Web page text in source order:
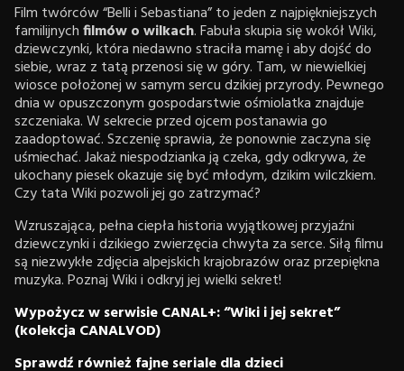
Film twórców “Belli i Sebastiana” to jeden z najpiękniejszych
familijnychfilmów o wilkach. Fabuła skupia się wokół Wiki,
dziewczynki, która niedawno straciła mamę i aby dojść do
siebie, wraz z tatą przenosi się w góry. Tam, w niewielkiej
wiosce położonej w samym sercu dzikiej przyrody. Pewnego
dnia w opuszczonym gospodarstwie ośmiolatka znajduje
szczeniaka. W sekrecie przed ojcem postanawia go
zaadoptować. Szczenię sprawia, że ponownie zaczyna się
uśmiechać. Jakaż niespodzianka ją czeka, gdy odkrywa, że
ukochany piesek okazuje się być młodym, dzikim wilczkiem.
Czy tata Wiki pozwoli jej go zatrzymać?
Wzruszająca, pełna ciepła historia wyjątkowej przyjaźni
dziewczynki i dzikiego zwierzęcia chwyta za serce. Siłą filmu
są niezwykłe zdjęcia alpejskich krajobrazów oraz przepiękna
muzyka. Poznaj Wiki i odkryj jej wielki sekret!
Wypożycz w serwisie CANAL+: “Wiki i jej sekret”
(kolekcja CANALVOD)
Sprawdź również fajne seriale dla dzieci